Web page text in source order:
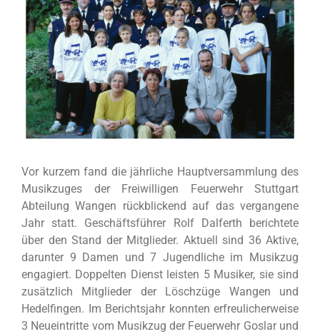
Vor kurzem fand die jährliche Hauptversammlung des
Musikzuges der Freiwilligen Feuerwehr Stuttgart
Abteilung Wangen rückblickend auf das vergangene
Jahr statt. Geschäftsführer Rolf Dalferth berichtete
über den Stand der Mitglieder. Aktuell sind 36 Aktive,
darunter 9 Damen und 7 Jugendliche im Musikzug
engagiert. Doppelten Dienst leisten 5 Musiker, sie sind
zusätzlich Mitglieder der Löschzüge Wangen und
Hedelfingen. Im Berichtsjahr konnten erfreulicherweise
3 Neueintritte vom Musikzug der Feuerwehr Goslar und